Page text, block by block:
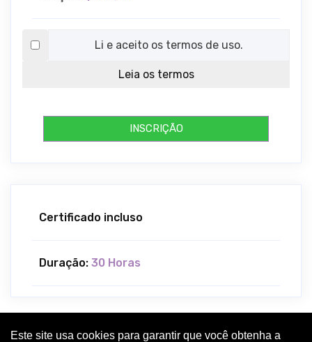
Li e aceito os termos de uso.
Leia os termos
INSCRIÇÃO
Certificado incluso
Duração: 30 Horas
Este site usa cookies para garantir que você obtenha a